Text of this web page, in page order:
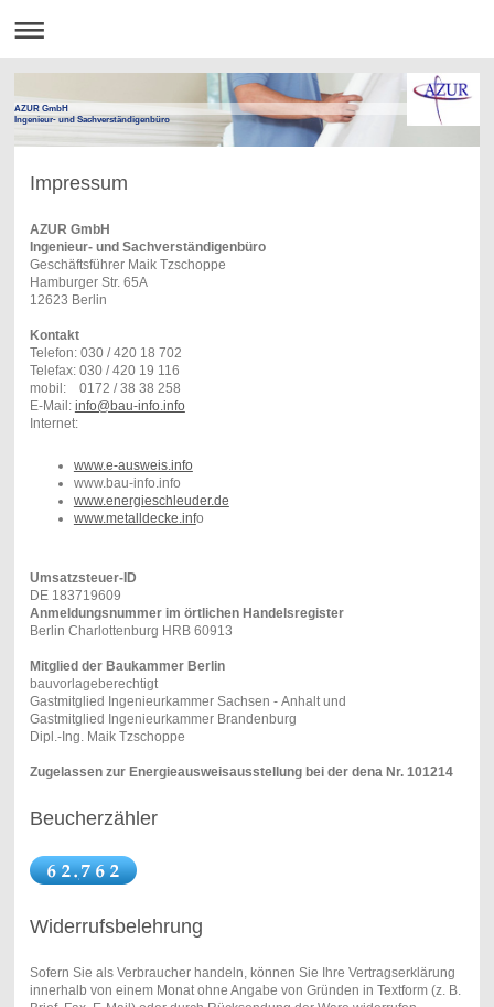
AZUR GmbH
Ingenieur- und Sachverständigenbüro
Impressum
AZUR GmbH
Ingenieur- und Sachverständigenbüro
Geschäftsführer Maik Tzschoppe
Hamburger Str. 65A
12623 Berlin
Kontakt
Telefon: 030 / 420 18 702
Telefax: 030 / 420 19 116
mobil: 0172 / 38 38 258
E-Mail: info@bau-info.info
Internet:
www.e-ausweis.info
www.bau-info.info
www.energieschleuder.de
www.metalldecke.info
Umsatzsteuer-ID
DE 183719609
Anmeldungsnummer im örtlichen Handelsregister
Berlin Charlottenburg HRB 60913
Mitglied der Baukammer Berlin
bauvorlageberechtigt
Gastmitglied Ingenieurkammer Sachsen - Anhalt und
Gastmitglied Ingenieurkammer Brandenburg
Dipl.-Ing. Maik Tzschoppe
Zugelassen zur Energieausweisausstellung bei der dena Nr. 101214
Beucherzähler
Widerrufsbelehrung
Sofern Sie als Verbraucher handeln, können Sie Ihre Vertragserklärung
innerhalb von einem Monat ohne Angabe von Gründen in Textform (z. B.